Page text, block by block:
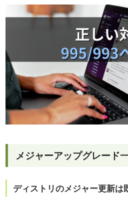
メジャーアップグレード
ディストリのメジャー更新は